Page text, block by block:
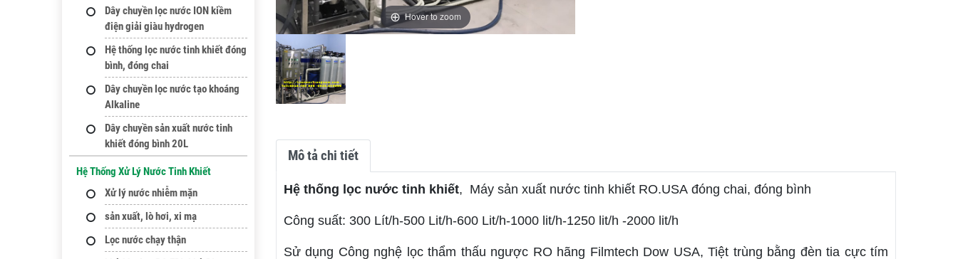
Hover to zoom
Mô tả chi tiết
Hệ thống lọc nước tinh khiết, Máy sản xuất nước tinh khiết RO.USA đóng chai, đóng bình
Công suất: 300 Lít/h-500 Lit/h-600 Lit/h-1000 lit/h-1250 lit/h -2000 lit/h
Sử dụng Công nghệ lọc thẩm thấu ngược RO hãng Filmtech Dow USA, Tiệt trùng bằng đèn tia cực tím
Dây chuyền lọc nước ION kiềm
điện giải giàu hydrogen
Hệ thống lọc nước tinh khiết đóng
bình, đóng chai
Dây chuyền lọc nước tạo khoáng
Alkaline
Dây chuyền sản xuất nước tinh
khiết đóng bình 20L
Hệ Thống Xử Lý Nước Tinh Khiết
Xử lý nước nhiễm mặn
sản xuất, lò hơi, xi mạ
Lọc nước chạy thận